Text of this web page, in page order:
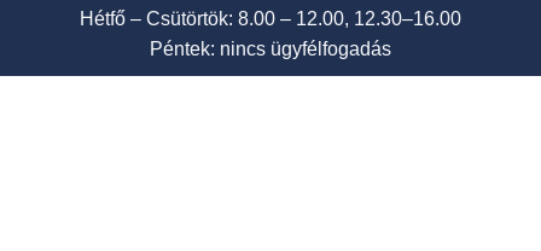
Hétfő – Csütörtök: 8.00 – 12.00, 12.30–16.00
Péntek: nincs ügyfélfogadás